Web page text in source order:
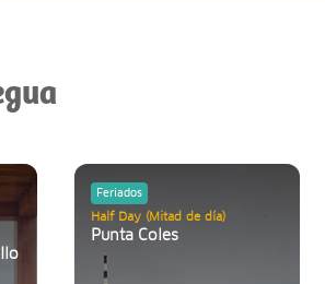
Feriados
Half Day (Mitad de día)
Punta Coles